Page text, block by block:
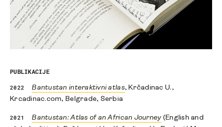
PUBLIKACIJE
2022 Bantustan interaktivni atlas, Krčadinac U.,
Krcadinac.com, Belgrade, Serbia
2021 Bantustan: Atlas of an African Journey(English and